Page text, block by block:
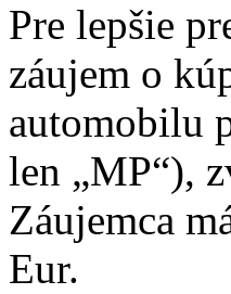
Pre lepšie
záujem o
automobilu
len „MP“),
Záujemca
Eur.